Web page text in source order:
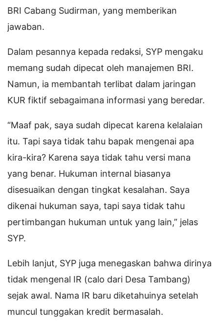
BRI Cabang Sudirman, yang memberikan
jawaban.
Dalam pesannya kepada redaksi, SYP mengaku
memang sudah dipecat oleh manajemen BRI.
Namun, ia membantah terlibat dalam jaringan
KUR fiktif sebagaimana informasi yang beredar.
“Maaf pak, saya sudah dipecat karena kelalaian
itu. Tapi saya tidak tahu bapak mengenai apa
kira-kira? Karena saya tidak tahu versi mana
yang benar. Hukuman internal biasanya
disesuaikan dengan tingkat kesalahan. Saya
dikenai hukuman saya, tapi saya tidak tahu
pertimbangan hukuman untuk yang lain,” jelas
SYP.
Lebih lanjut, SYP juga menegaskan bahwa dirinya
tidak mengenal IR (calo dari Desa Tambang)
sejak awal. Nama IR baru diketahuinya setelah
muncul tunggakan kredit bermasalah.